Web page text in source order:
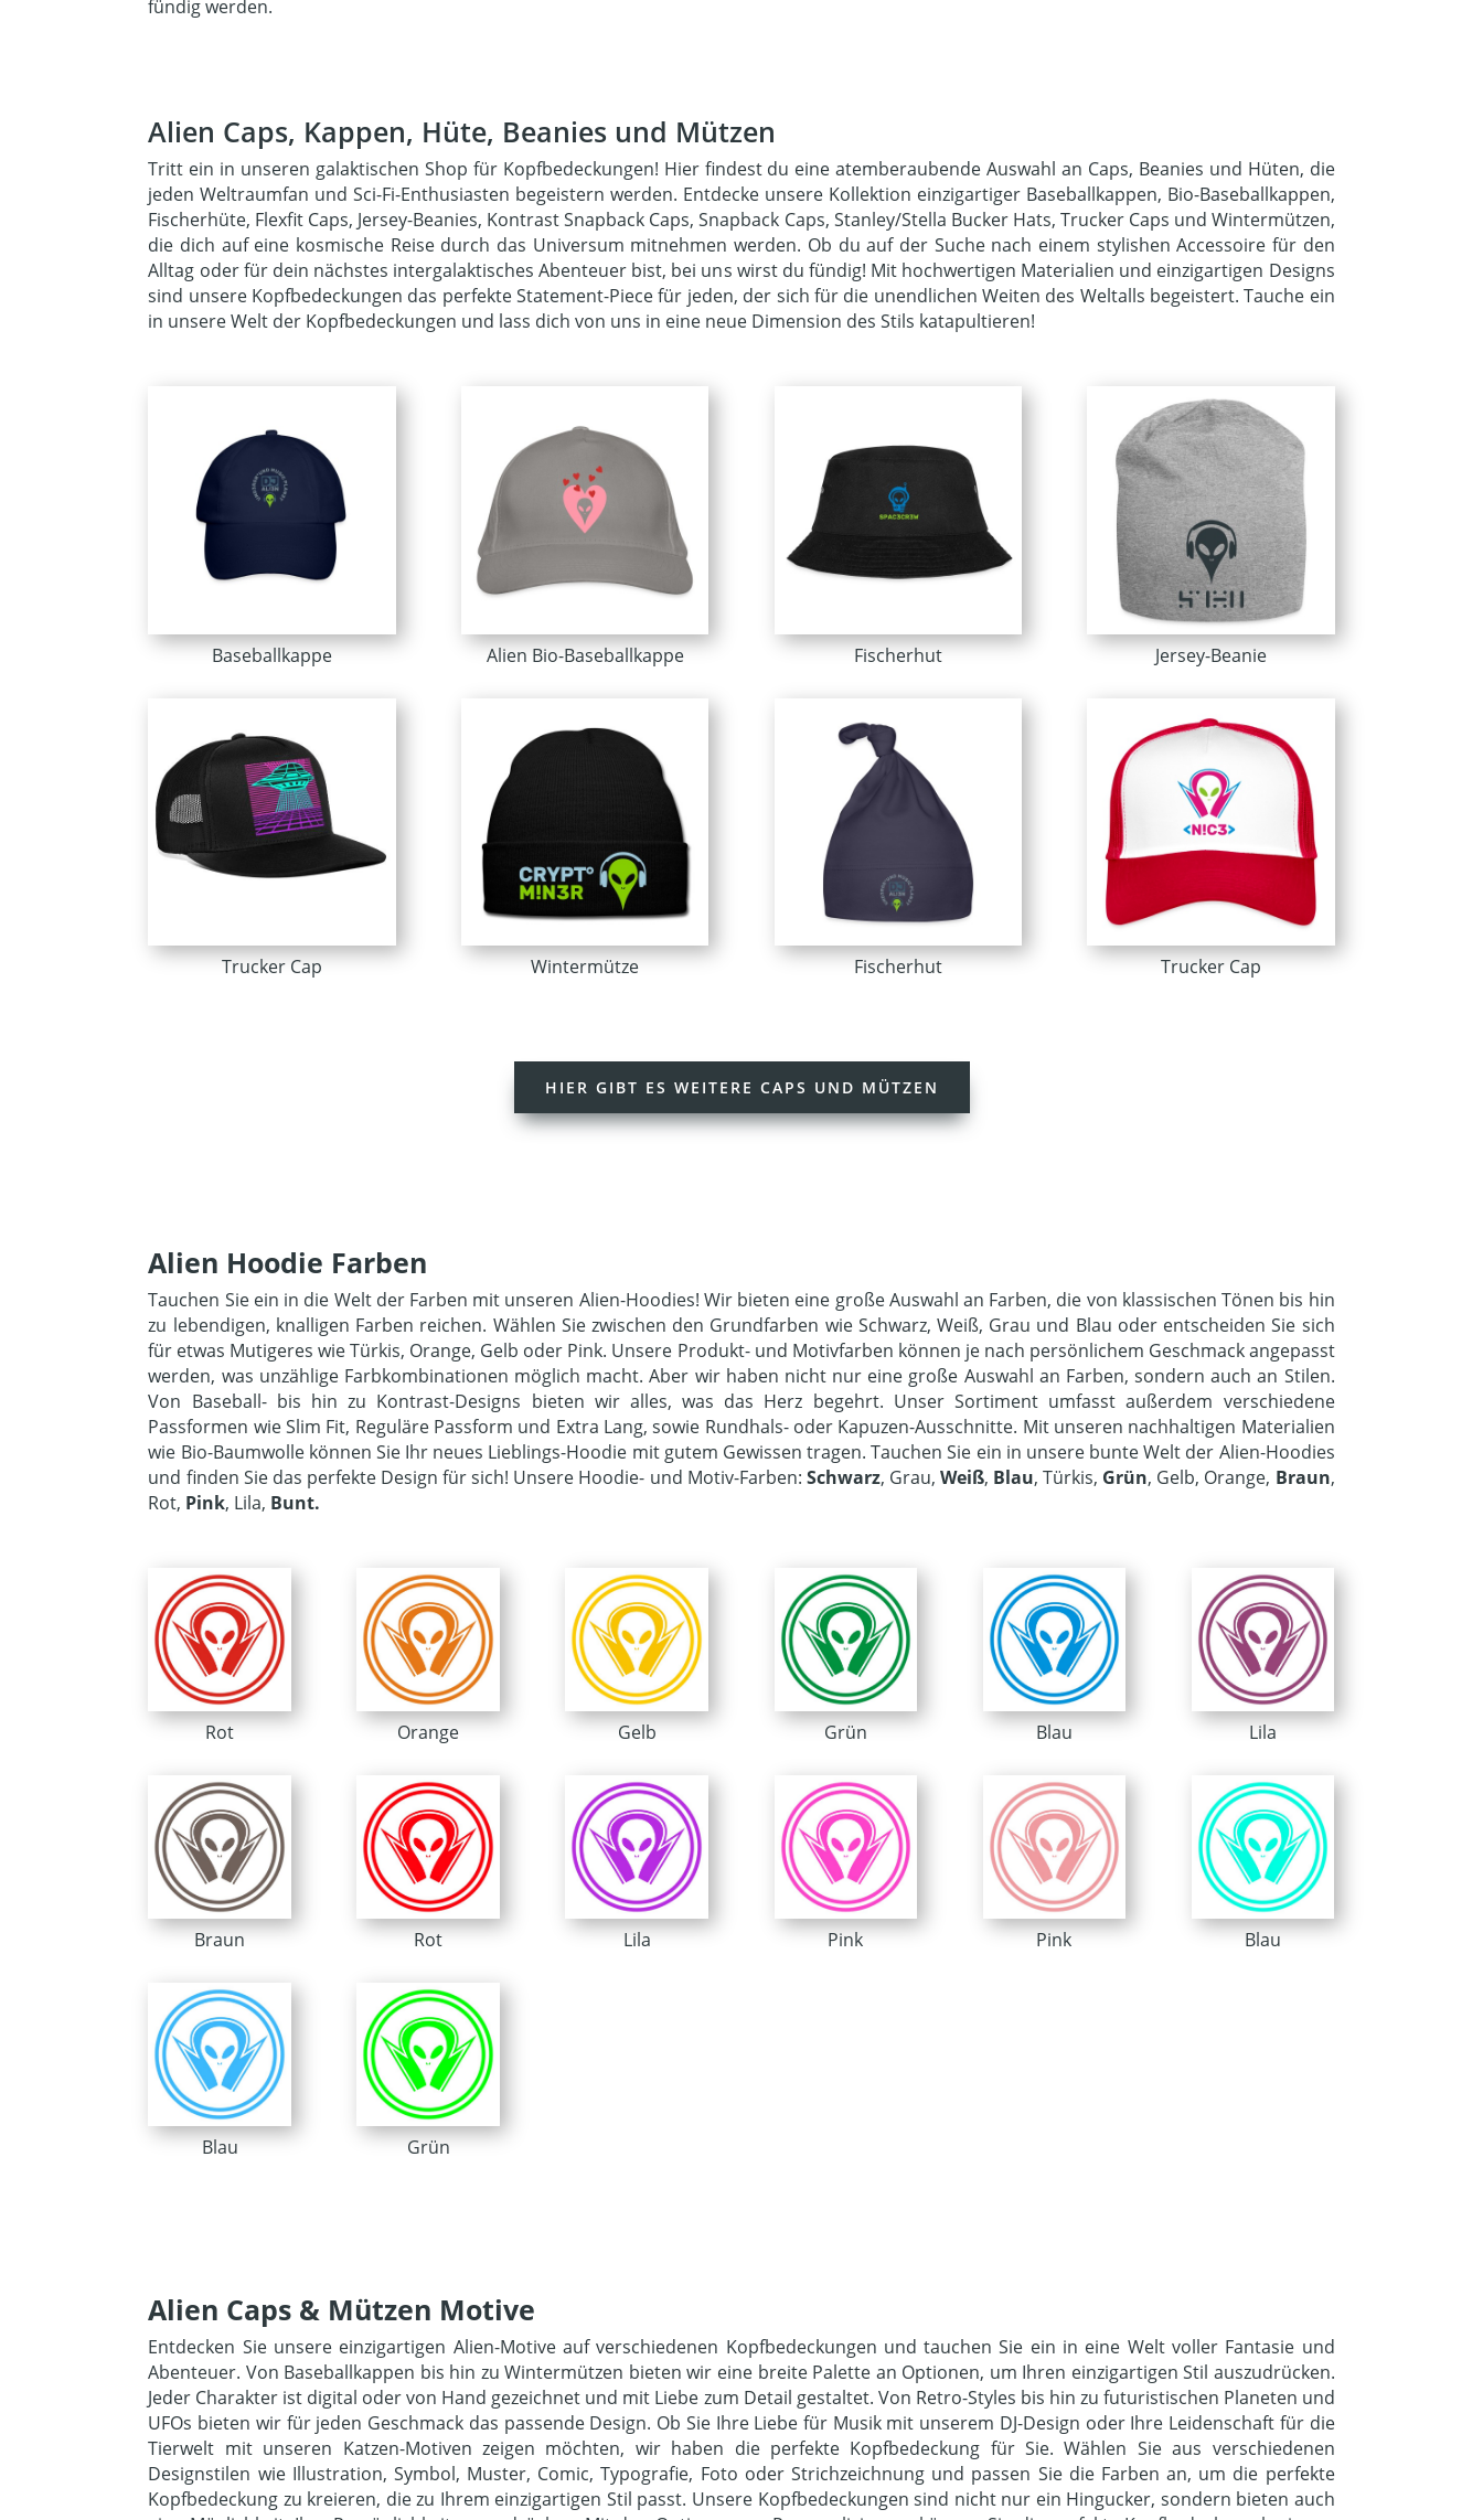
fündig werden.
Alien Caps, Kappen, Hüte, Beanies und Mützen
Tritt ein in unseren galaktischen Shop für Kopfbedeckungen! Hier findest du eine atemberaubende Auswahl an Caps, Beanies und Hüten, die
jeden Weltraumfan und Sci-Fi-Enthusiasten begeistern werden. Entdecke unsere Kollektion einzigartiger Baseballkappen, Bio-Baseballkappen,
Fischerhüte, Flexfit Caps, Jersey-Beanies, Kontrast Snapback Caps, Snapback Caps, Stanley/Stella Bucker Hats, Trucker Caps und Wintermützen,
die dich auf eine kosmische Reise durch das Universum mitnehmen werden. Ob du auf der Suche nach einem stylishen Accessoire für den
Alltag oder für dein nächstes intergalaktisches Abenteuer bist, bei uns wirst du fündig! Mit hochwertigen Materialien und einzigartigen Designs
sind unsere Kopfbedeckungen das perfekte Statement-Piece für jeden, der sich für die unendlichen Weiten des Weltalls begeistert. Tauche ein
in unsere Welt der Kopfbedeckungen und lass dich von uns in eine neue Dimension des Stils katapultieren!
Baseballkappe Alien Bio-Baseballkappe Fischerhut Jersey-Beanie
Trucker Cap Wintermütze Fischerhut Trucker Cap
HIER GIBT ES WEITERE CAPS UND MÜTZEN
Alien Hoodie Farben
Tauchen Sie ein in die Welt der Farben mit unseren Alien-Hoodies! Wir bieten eine große Auswahl an Farben, die von klassischen Tönen bis hin
zu lebendigen, knalligen Farben reichen. Wählen Sie zwischen den Grundfarben wie Schwarz, Weiß, Grau und Blau oder entscheiden Sie sich
für etwas Mutigeres wie Türkis, Orange, Gelb oder Pink. Unsere Produkt- und Motivfarben können je nach persönlichem Geschmack angepasst
werden, was unzählige Farbkombinationen möglich macht. Aber wir haben nicht nur eine große Auswahl an Farben, sondern auch an Stilen.
Von Baseball- bis hin zu Kontrast-Designs bieten wir alles, was das Herz begehrt. Unser Sortiment umfasst außerdem verschiedene
Passformen wie Slim Fit, Reguläre Passform und Extra Lang, sowie Rundhals- oder Kapuzen-Ausschnitte. Mit unseren nachhaltigen Materialien
wie Bio-Baumwolle können Sie Ihr neues Lieblings-Hoodie mit gutem Gewissen tragen. Tauchen Sie ein in unsere bunte Welt der Alien-Hoodies
und finden Sie das perfekte Design für sich! Unsere Hoodie- und Motiv-Farben: Schwarz, Grau, Weiß, Blau, Türkis, Grün, Gelb, Orange, Braun,
Rot, Pink, Lila, Bunt.
Rot Orange Gelb Grün Blau Lila
Braun Rot Lila Pink Pink Blau
Blau Grün
Alien Caps & Mützen Motive
Entdecken Sie unsere einzigartigen Alien-Motive auf verschiedenen Kopfbedeckungen und tauchen Sie ein in eine Welt voller Fantasie und
Abenteuer. Von Baseballkappen bis hin zu Wintermützen bieten wir eine breite Palette an Optionen, um Ihren einzigartigen Stil auszudrücken.
Jeder Charakter ist digital oder von Hand gezeichnet und mit Liebe zum Detail gestaltet. Von Retro-Styles bis hin zu futuristischen Planeten und
UFOs bieten wir für jeden Geschmack das passende Design. Ob Sie Ihre Liebe für Musik mit unserem DJ-Design oder Ihre Leidenschaft für die
Tierwelt mit unseren Katzen-Motiven zeigen möchten, wir haben die perfekte Kopfbedeckung für Sie. Wählen Sie aus verschiedenen
Designstilen wie Illustration, Symbol, Muster, Comic, Typografie, Foto oder Strichzeichnung und passen Sie die Farben an, um die perfekte
Kopfbedeckung zu kreieren, die zu Ihrem einzigartigen Stil passt. Unsere Kopfbedeckungen sind nicht nur ein Hingucker, sondern bieten auch